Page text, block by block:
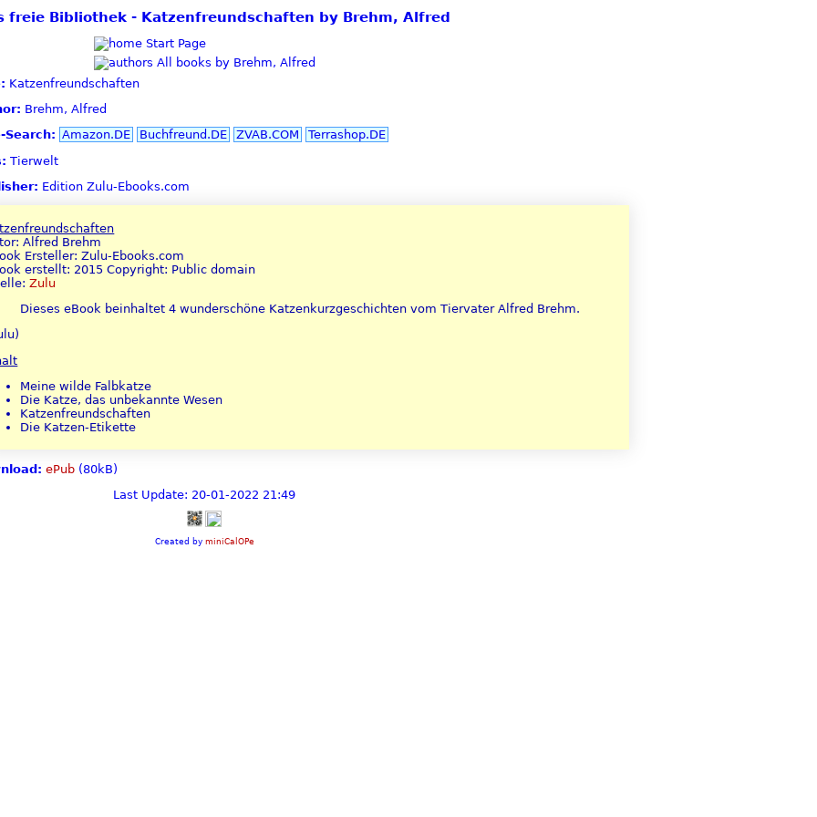
freie Bibliothek - Katzenfreundschaften by Brehm, Alfred
Start Page
All books by Brehm, Alfred
Katzenfreundschaften
Brehm, Alfred
Search: Amazon.DE Buchfreund.DE ZVAB.COM
Terrashop.DE
Tierwelt
Edition Zulu-Ebooks.com
Alfred Brehm
Ersteller: Zulu-Ebooks.com
erstellt: 2015 Copyright: Public domain
Zulu
Dieses eBook beinhaltet 4 wunderschöne Katzenkurzgeschichten vom Tiervater Alfred Brehm.
Meine wilde Falbkatze
Die Katze, das unbekannte Wesen
Katzenfreundschaften
Die Katzen-Etikette
ePub (80kB)
Last Update: 20-01-2022 21:49
Created by miniCalOPe